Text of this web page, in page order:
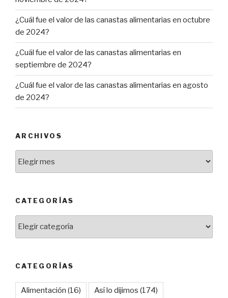
¿Cuál fue el valor de las canastas alimentarias en octubre
de 2024?
¿Cuál fue el valor de las canastas alimentarias en
septiembre de 2024?
¿Cuál fue el valor de las canastas alimentarias en agosto
de 2024?
ARCHIVOS
CATEGORÍAS
Categorías
CATEGORÍAS
Alimentación (16) Así lo dijimos (174)